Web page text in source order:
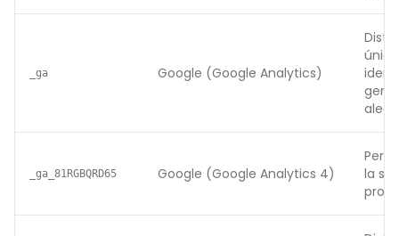
_ga Google (Google Analytics)
_ga_81RGBQRD65 Google (Google Analytics 4)
la